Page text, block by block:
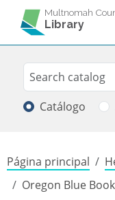
Pasar al contenido
Multnomah
Library
Search
Buscar
Catálogo
Sobrescribir
Página principal
Oregon Blue